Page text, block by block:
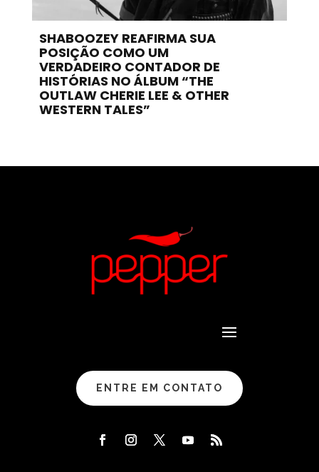
SHABOOZEY REAFIRMA SUA
POSIÇÃO COMO UM
VERDADEIRO CONTADOR DE
HISTÓRIAS NO ÁLBUM “THE
OUTLAW CHERIE LEE & OTHER
WESTERN TALES”
ENTRE EM CONTATO